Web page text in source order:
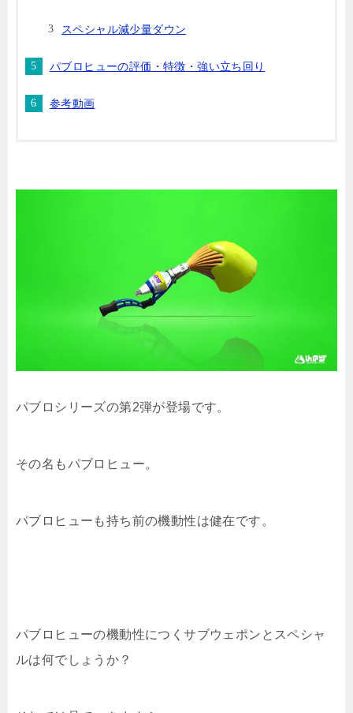
スペシャル減少量ダウン
パブロヒューの評価・特徴・強い立ち回り
参考動画
パブロシリーズの第2弾が登場です。
その名もパブロヒュー。
パブロヒューも持ち前の機動性は健在です。
パブロヒューの機動性につくサブウェポンとスペシャ
ルは何でしょうか？